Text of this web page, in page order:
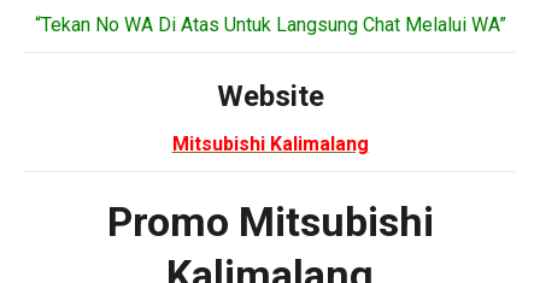
“Tekan No WA Di Atas Untuk Langsung Chat Melalui WA”
Website
Mitsubishi Kalimalang
Promo Mitsubishi